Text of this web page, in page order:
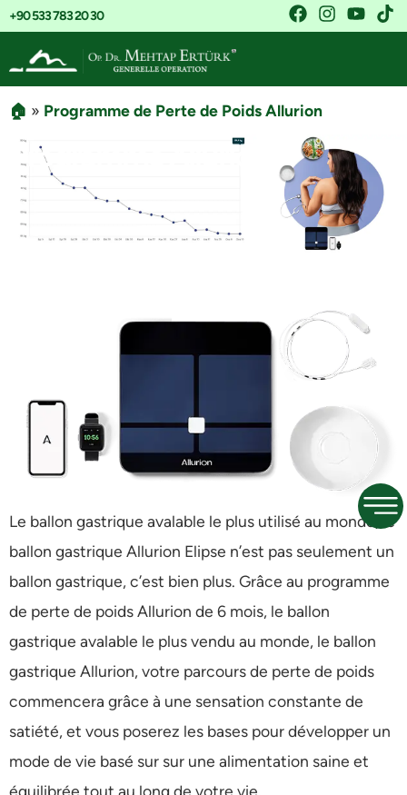
+90 533 783 20 30
🏠 » Programme de Perte de Poids Allurion
Programme Allurion
Le ballon gastrique avalable le plus utilisé au monde, le
ballon gastrique Allurion Elipse n’est pas seulement un
ballon gastrique, c’est bien plus. Grâce au programme
de perte de poids Allurion de 6 mois, le ballon
gastrique avalable le plus vendu au monde, le ballon
gastrique Allurion, votre parcours de perte de poids
commencera grâce à une sensation constante de
satiété, et vous poserez les bases pour développer un
mode de vie basé sur sur une alimentation saine et
équilibrée tout au long de votre vie.